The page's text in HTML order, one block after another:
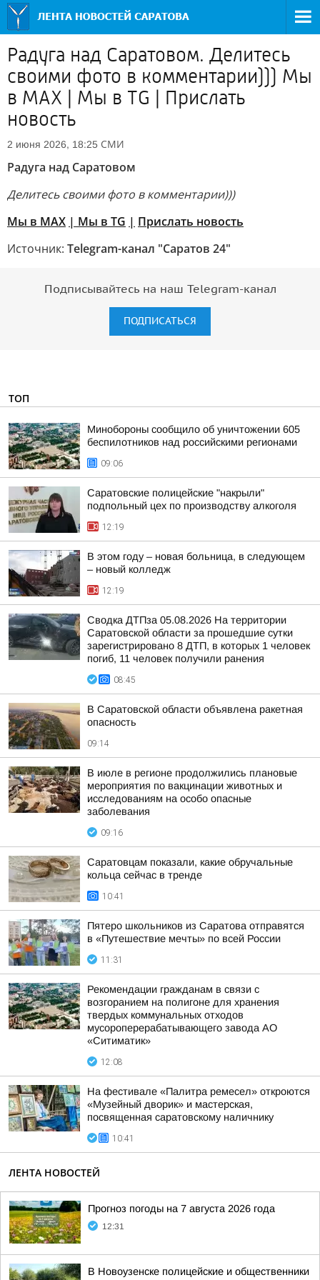
Радуга над Саратовом. Делитесь
своими фото в комментарии))) Мы
в MAX | Мы в TG | Прислать
новость
2 июня 2026, 18:25 СМИ
Радуга над Саратовом
Делитесь своими фото в комментарии)))
Мы в MAX | Мы в TG | Прислать новость
Источник: Telegram-канал "Саратов 24"
Подписывайтесь на наш Telegram-канал
ПОДПИСАТЬСЯ
ТОП
Минобороны сообщило об уничтожении 605
беспилотников над российскими регионами
09:06
Саратовские полицейские "накрыли"
подпольный цех по производству алкоголя
12:19
В этом году – новая больница, в следующем
– новый колледж
12:19
Сводка ДТПза 05.08.2026 На территории
Саратовской области за прошедшие сутки
зарегистрировано 8 ДТП, в которых 1 человек
погиб, 11 человек получили ранения
08:45
В Саратовской области объявлена ракетная
опасность
09:14
В июле в регионе продолжились плановые
мероприятия по вакцинации животных и
исследованиям на особо опасные
заболевания
09:16
Саратовцам показали, какие обручальные
кольца сейчас в тренде
10:41
Пятеро школьников из Саратова отправятся
в «Путешествие мечты» по всей России
11:31
Рекомендации гражданам в связи с
возгоранием на полигоне для хранения
твердых коммунальных отходов
мусороперерабатывающего завода АО
«Ситиматик»
12:08
На фестивале «Палитра ремесел» откроются
«Музейный дворик» и мастерская,
посвященная саратовскому наличнику
10:41
ЛЕНТА НОВОСТЕЙ
Прогноз погоды на 7 августа 2026 года
12:31
В Новоузенске полицейские и общественники